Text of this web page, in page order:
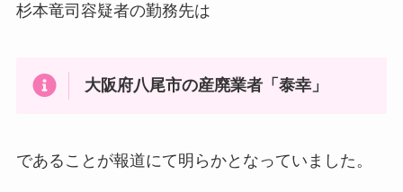
杉本竜司容疑者の勤務先は
大阪府八尾市の産廃業者「泰幸」
であることが報道にて明らかとなっていました。